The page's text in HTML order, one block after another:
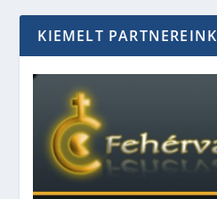
KIEMELT PARTNEREINK